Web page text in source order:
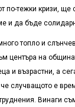
по-тежки кризи, ще
и да бъде
топло и
центъра на
и възрастни, а
случващото е
Винаги